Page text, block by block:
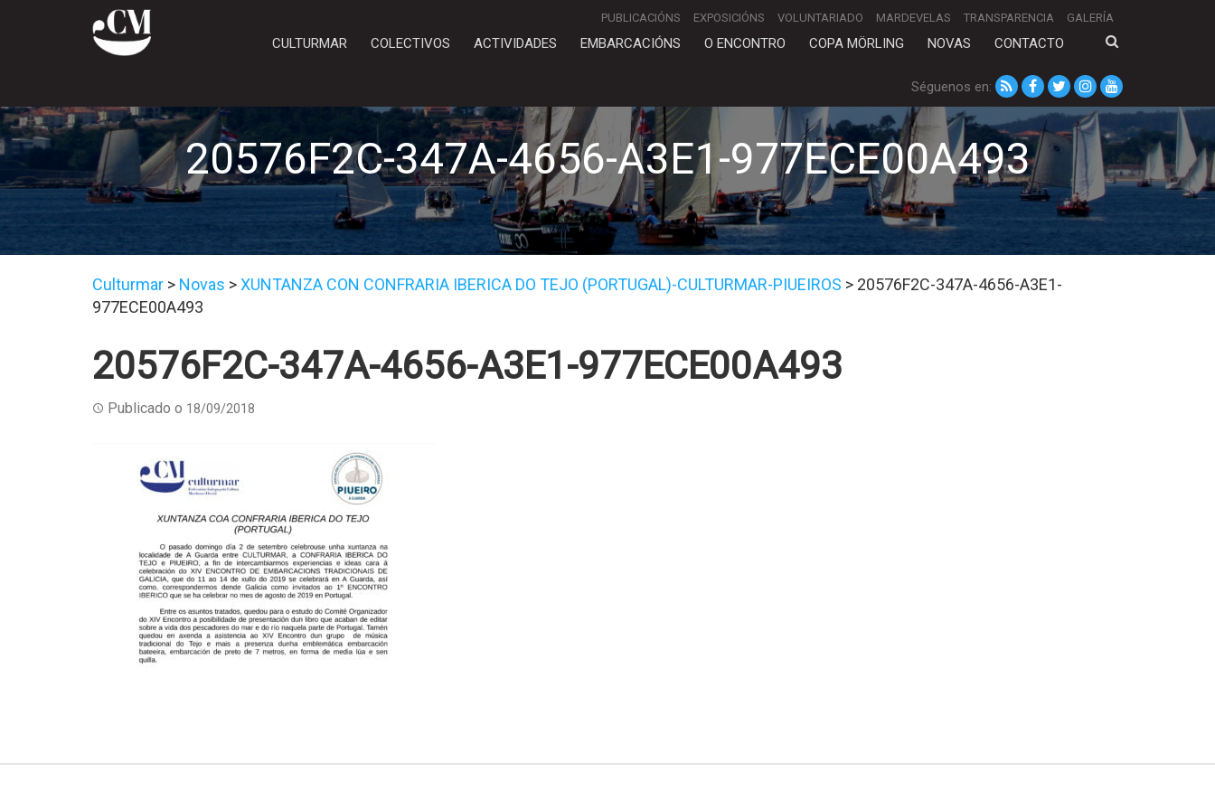
PUBLICACIÓNS EXPOSICIÓNS VOLUNTARIADO MARDEVELAS TRANSPARENCIA GALERÍA
CULTURMAR COLECTIVOS ACTIVIDADES EMBARCACIÓNS O ENCONTRO COPA MÖRLING NOVAS CONTACTO
Séguenos en:
20576F2C-347A-4656-A3E1-977ECE00A493
Culturmar > Novas >XUNTANZA CON CONFRARIA IBERICA DO TEJO (PORTUGAL)-CULTURMAR-PIUEIROS > 20576F2C-347A-4656-A3E1-
977ECE00A493
20576F2C-347A-4656-A3E1-977ECE00A493
Publicado o 18/09/2018